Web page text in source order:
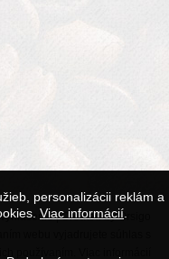
personalizácii reklám a
Viac informácií
| Created byOrsigo